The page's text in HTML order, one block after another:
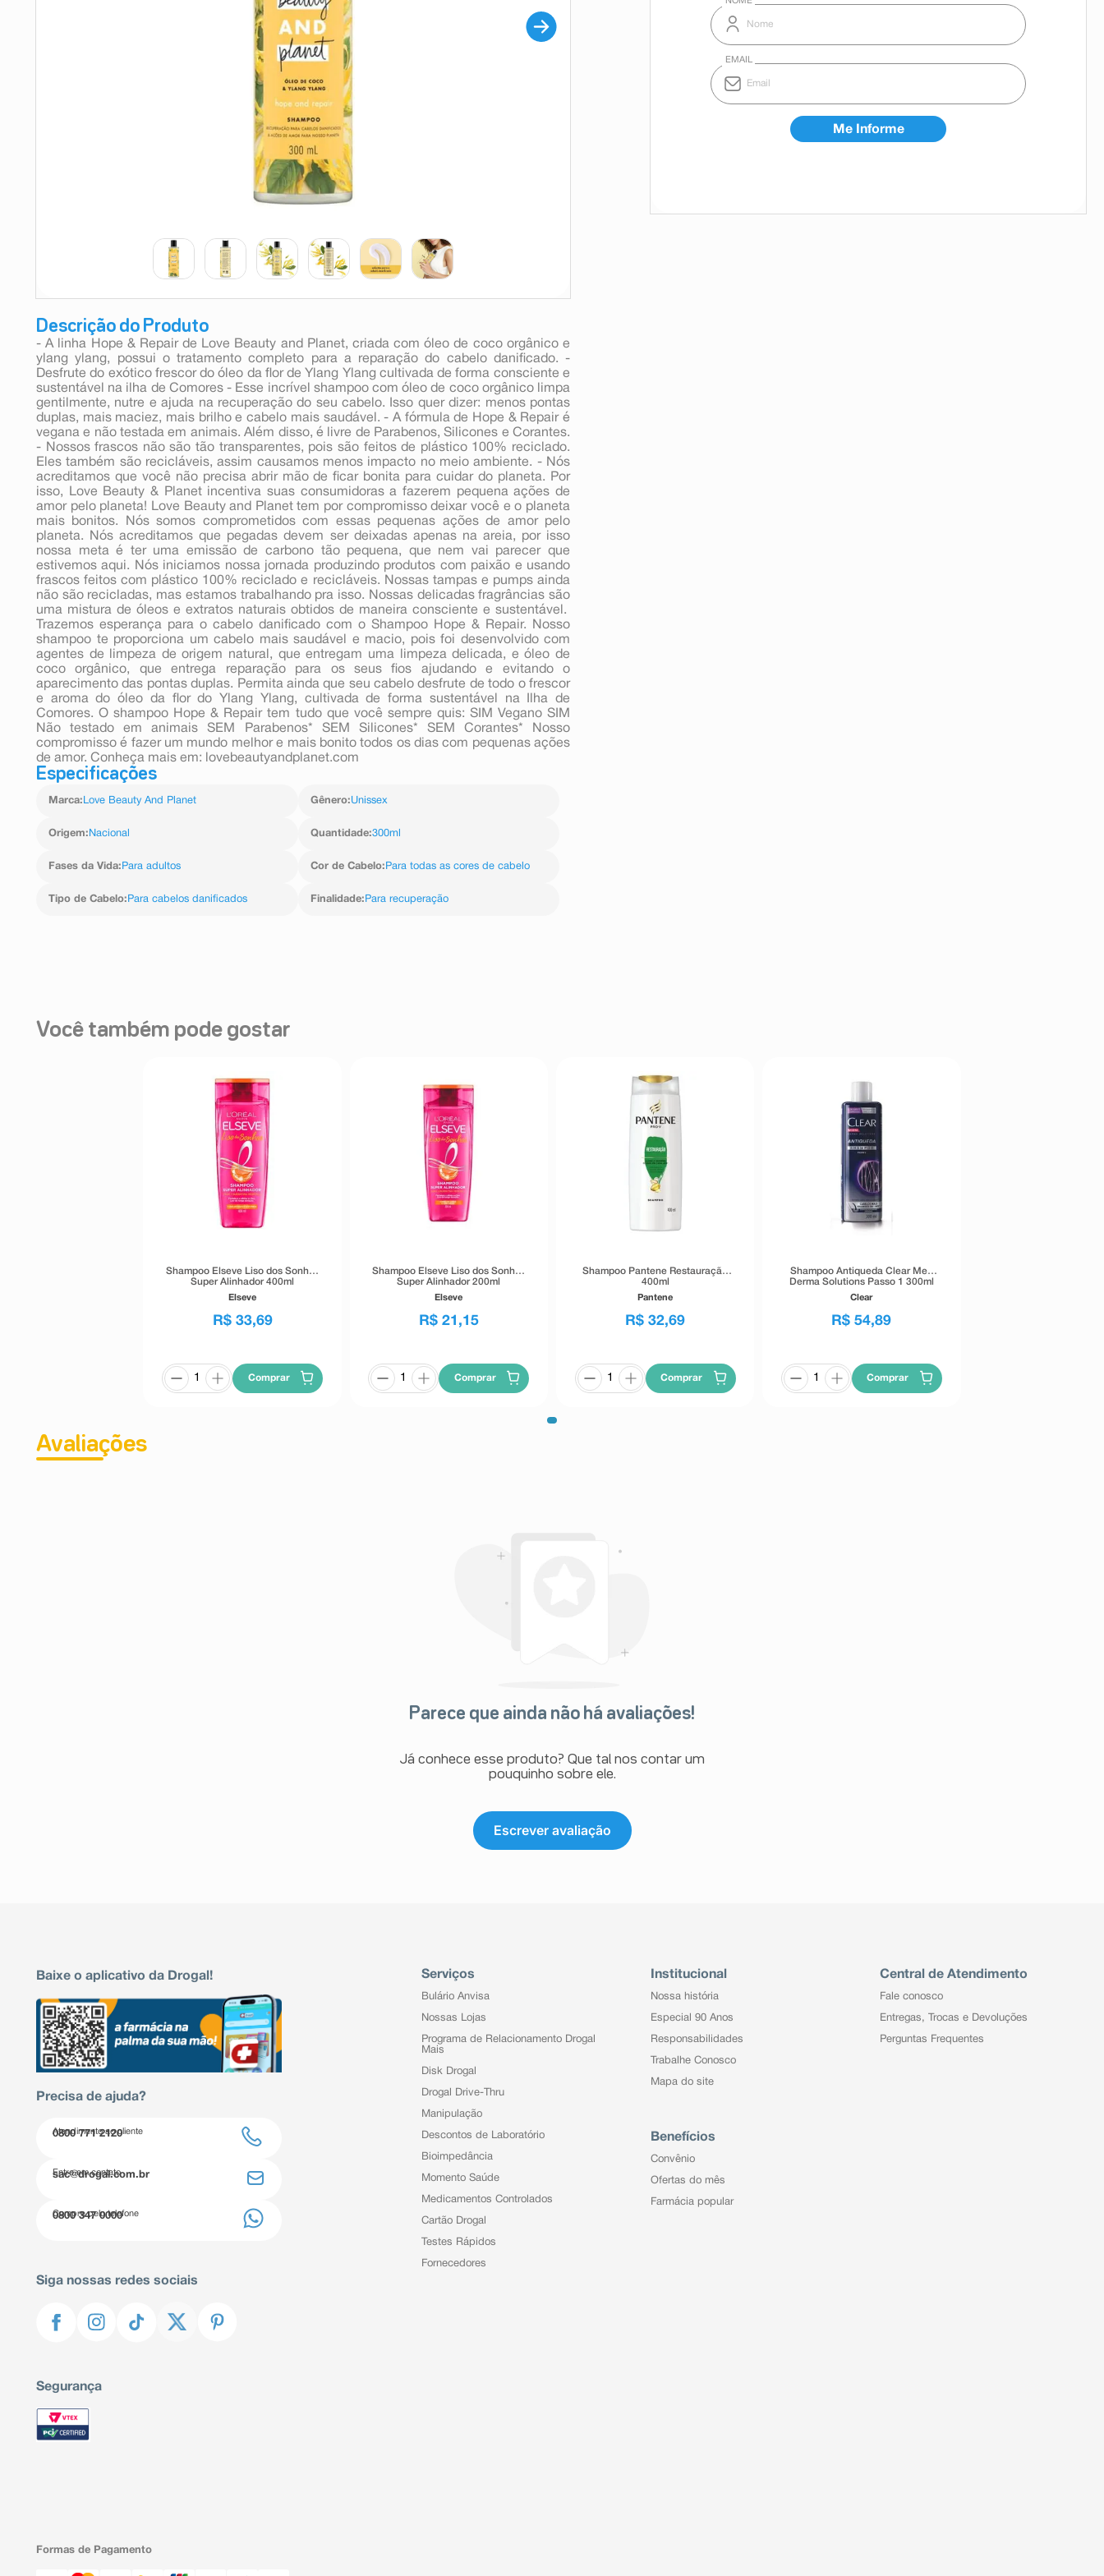
Descrição do Produto
- A linha Hope & Repair de Love Beauty and Planet, criada com óleo de coco orgânico e
ylang ylang, possui o tratamento completo para a reparação do cabelo danificado. -
Desfrute do exótico frescor do óleo da flor de Ylang Ylang cultivada de forma consciente e
sustentável na ilha de Comores - Esse incrível shampoo com óleo de coco orgânico limpa
gentilmente, nutre e ajuda na recuperação do seu cabelo. Isso quer dizer: menos pontas
duplas, mais maciez, mais brilho e cabelo mais saudável. - A fórmula de Hope & Repair é
vegana e não testada em animais. Além disso, é livre de Parabenos, Silicones e Corantes.
- Nossos frascos não são tão transparentes, pois são feitos de plástico 100% reciclado.
Eles também são recicláveis, assim causamos menos impacto no meio ambiente. - Nós
acreditamos que você não precisa abrir mão de ficar bonita para cuidar do planeta. Por
isso, Love Beauty & Planet incentiva suas consumidoras a fazerem pequena ações de
amor pelo planeta! Love Beauty and Planet tem por compromisso deixar você e o planeta
mais bonitos. Nós somos comprometidos com essas pequenas ações de amor pelo
planeta. Nós acreditamos que pegadas devem ser deixadas apenas na areia, por isso
nossa meta é ter uma emissão de carbono tão pequena, que nem vai parecer que
estivemos aqui. Nós iniciamos nossa jornada produzindo produtos com paixão e usando
frascos feitos com plástico 100% reciclado e recicláveis. Nossas tampas e pumps ainda
não são recicladas, mas estamos trabalhando pra isso. Nossas delicadas fragrâncias são
uma mistura de óleos e extratos naturais obtidos de maneira consciente e sustentável.
Trazemos esperança para o cabelo danificado com o Shampoo Hope & Repair. Nosso
shampoo te proporciona um cabelo mais saudável e macio, pois foi desenvolvido com
agentes de limpeza de origem natural, que entregam uma limpeza delicada, e óleo de
coco orgânico, que entrega reparação para os seus fios ajudando e evitando o
aparecimento das pontas duplas. Permita ainda que seu cabelo desfrute de todo o frescor
e aroma do óleo da flor do Ylang Ylang, cultivada de forma sustentável na Ilha de
Comores. O shampoo Hope & Repair tem tudo que você sempre quis: SIM Vegano SIM
Não testado em animais SEM Parabenos* SEM Silicones* SEM Corantes* Nosso
compromisso é fazer um mundo melhor e mais bonito todos os dias com pequenas ações
de amor. Conheça mais em: lovebeautyandplanet.com
Especificações
Marca: Love Beauty And Planet Gênero:Unissex
Origem: Nacional Quantidade:300ml
Fases da Vida: Para adultos Cor de Cabelo: Para todas as cores de cabelo
Tipo de Cabelo: Para cabelos danificados Finalidade: Para recuperação
Você também pode gostar
Shampoo Elseve Liso dos Sonhos
Super Alinhador 400ml
Elseve
R$ 33,69
Comprar
Shampoo Elseve Liso dos Sonhos
Super Alinhador 200ml
Elseve
R$ 21 ,15
Comprar
Shampoo Pantene Restauração
400ml
Pantene
R$ 32,69
Comprar
Shampoo Antiqueda Clear Men
Derma Solutions Passo 1 300ml
Clear
R$ 54,89
Comprar
Avaliações
Parece que ainda não há avaliações!
Já conhece esse produto? Que tal nos contar um
pouquinho sobre ele.
Escrever avaliação
Baixe o aplicativo da Drogal!
Precisa de ajuda?
Atendimento ao cliente
0800 771 2120
Entre em contato
sac@drogal.com.br
Compre pelo telefone
0800 347 0000
Siga nossas redes sociais
Segurança
Serviços
Bulário Anvisa
Nossas Lojas
Programa de Relacionamento Drogal
Mais
Disk Drogal
Drogal Drive-Thru
Manipulação
Descontos de Laboratório
Bioimpedância
Momento Saúde
Medicamentos Controlados
Cartão Drogal
Testes Rápidos
Fornecedores
Institucional
Nossa história
Especial 90 Anos
Responsabilidades
Trabalhe Conosco
Mapa do site
Benefícios
Convênio
Ofertas do mês
Farmácia popular
Central de Atendimento
Fale conosco
Entregas, Trocas e Devoluções
Perguntas Frequentes
Formas de Pagamento
absorvente
shampoo